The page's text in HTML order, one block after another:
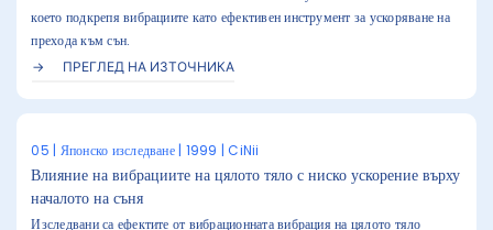
което подкрепя вибрациите като ефективен инструмент за ускоряване на
прехода към сън.
ПРЕГЛЕД НА ИЗТОЧНИКА
05 | Японско изследване | 1999 | CiNii
Влияние на вибрациите на цялото тяло с ниско ускорение върху
началото на съня
Изследвани са ефектите от вибрационната вибрация на цялото тяло